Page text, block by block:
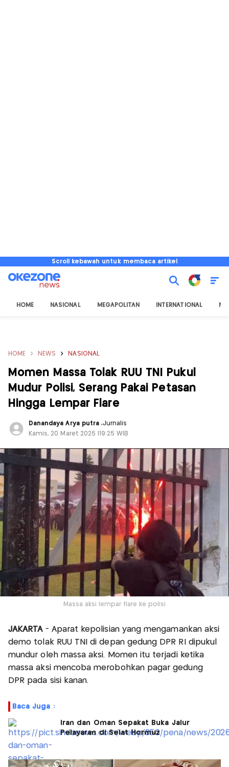
Scroll kebawah untuk membaca artikel
HOME NASIONAL MEGAPOLITAN INTERNATIONAL
HOME NEWS NASIONAL
Momen Massa Tolak RUU TNI Pukul
Mudur Polisi, Serang Pakai Petasan
Hingga Lempar Flare
Danandaya Arya putra,Jurnalis
Kamis, 20 Maret 2025 |19:25 WIB
Massa aksi lempar flare ke polisi
JAKARTA- Aparat kepolisian yang mengamankan aksi
demo tolak RUU TNI di depan gedung DPR RI dipukul
mundur oleh massa aksi. Momen itu terjadi ketika
massa aksi mencoba merobohkan pagar gedung
DPR pada sisi kanan.
Baca Juga :
Iran dan Oman Sepakat Buka Jalur
Pelayaran di Selat Hormuz